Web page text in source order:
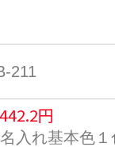
211
442.2円
入れ基本色１